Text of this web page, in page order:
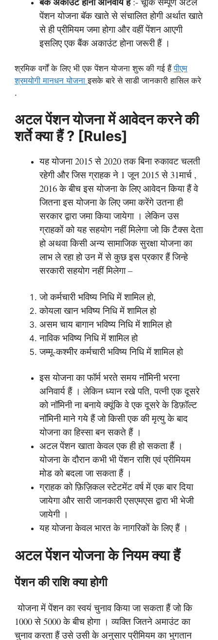
पेंशन योजना बॅक खाते से संचालित होगी अर्थात खाते
से ही प्रीमियम जमा होगा और वहीं पेंशन आएगी
इसलिए एक बैंक अकाउंट होना जरूरी हैं ।
श्रमिक वर्गों के लिए भी एक पेंशन योजना शुरू की गई हैंपीएम
श्रमयोगी मानधन योजनाइसके बारे से साडी जानकारी हासिल करे
.
अटल पेंशन योजना में आवेदन करने की
शर्ते क्या हैं ? [Rules]
यह योजना 2015 से 2020 तक बिना रुकावट चलती
रहेगी और जिस ग्राहक ने 1 जून 2015 से 31मार्च ,
2016 के बीच इस योजना के लिए आवेदन किया हैं वे
जितना इस योजना के लिए जमा करेंगे उतना ही
सरकार द्वारा जमा किया जायेगा । लेकिन उस
ग्राहकों को यह सहयोग नहीं मिलेगा जो कि टैक्स देता
हो अथवा किसी अन्य सामाजिक सुरक्षा योजना का
लाभ ले रहा हो उन में से कुछ इस प्रकार हैं जिन्हे
सरकारी सहयोग नहीं मिलेगा –
जो कर्मचारी भविष्य निधि में शामिल हो,
कोयला खान भविष्य निधि में शामिल हो
असम चाय बागान भविष्य निधि में शामिल हो
नाविक भविष्य निधि में शामिल हो
जम्मू-कश्मीर कर्मचारी भविष्य निधि में शामिल हो
इस योजना का फॉर्म भरते समय नॉमिनी भरना
अनिवार्य हैं । लेकिन ध्यान रखे पति, पत्नी एक दूसरे
को नॉमिनी ना बनाये क्यूंकि वे एक दूसरे के डिफ़ॉल्ट
नॉमिनी माने गये हैं जो किसी एक की मृत्यु के बाद
योजना का हिस्सा बन सकते हैं ।
अटल पेंशन खाता केवल एक ही हो सकता हैं ।
योजना के दौरान कभी भी पेंशन राशि एवं प्रीमियम
मोड को बदला जा सकता हैं ।
ग्राहक को फ़िज़िकल स्टेटमेंट वर्ष में एक बार दिया
जायेगा और सारी जानकारी एसएमएस द्वारा भी भेजी
जायेगी ।
यह योजना केवल भारत के नागरिकों के लिए हैं ।
अटल पेंशन योजना के नियम क्या हैं
पेंशन की राशि क्या होगी
योजना में पेंशन का स्वयं चुनाव किया जा सकता हैं जो कि
1000 से 5000 के बीच होगा । व्यक्ति जितने अमाउंट का
चुनाव करता हैं उसे उसी के अनुसार प्रीमियम का भुगतान